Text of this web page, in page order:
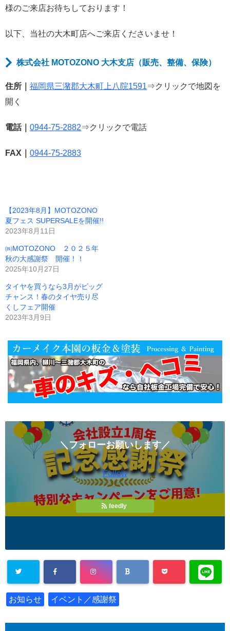
様のご来店お待ちしております！
以下、当社の大木町店へご来店くださいませ！
株式会社 MOTOZONO 大木支店（販売、整備、保険）
住所｜ 福岡県三潴郡大木町上八院1591⇒クリックで地図を
開く
電話｜ 0944-75-2882⇒クリックで電話
FAX｜ 0944-75-2883
【2023年8月】MOTOZONO
夏フェス SUPERSALEを開催!!
2023年8月11日
㈱MOTOZONO ２０２５年
秋の大感謝祭 開催！！
2025年10月27日
タイヤを買うなら3月がビッグ
チャンス！春のタイヤ売り尽
くしフェア開催
2023年3月9日
＼フォローお願いします／
Follow
feedly
お知らせ イベント／感謝祭